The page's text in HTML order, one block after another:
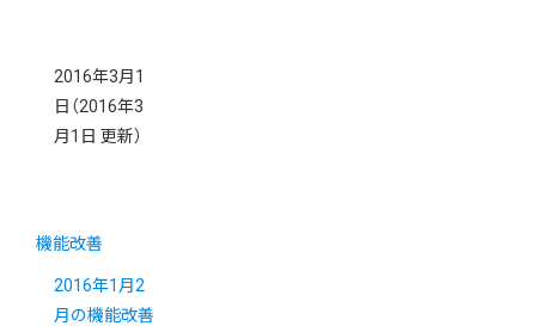
2016年3月1
日 （2016年3
月1日 更新）
機能改善
2016年1月2
月の機能改善